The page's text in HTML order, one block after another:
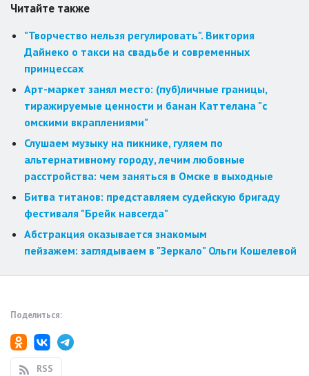
Читайте также
"Творчество нельзя регулировать". Виктория
Дайнеко о такси на свадьбе и современных
принцессах
Арт-маркет занял место: (пуб)личные границы,
тиражируемые ценности и банан Каттелана "с
омскими вкраплениями"
Слушаем музыку на пикнике, гуляем по
альтернативному городу, лечим любовные
расстройства: чем заняться в Омске в выходные
Битва титанов: представляем судейскую бригаду
фестиваля "Брейк навсегда"
Абстракция оказывается знакомым
пейзажем: заглядываем в "Зеркало" Ольги Кошелевой
Поделиться:
RSS